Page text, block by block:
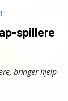
|
spillere
bringer hjelp